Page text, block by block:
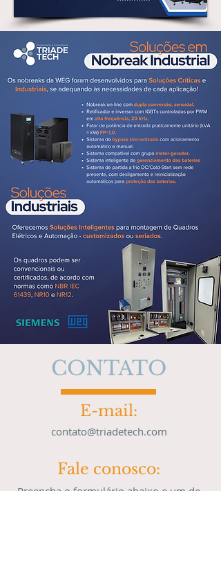
CONTATO
E-mail:
contato@triadetech.com
Fale conosco:
Preencha o formulário abaixo e um de